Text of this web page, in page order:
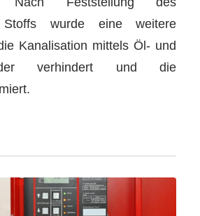
Stoffs wurde eine weitere
Kanalisation mittels Öl- und
verhindert und die